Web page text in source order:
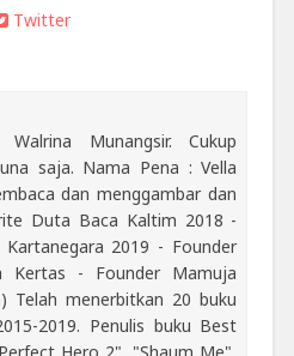
Twitter
Munangsir. Cukup
saja. Nama Pena : Vella
dan menggambar dan
Duta Baca Kaltim 2018 -
2019 - Founder
Kertas - Founder Mamuja
Telah menerbitkan 20 buku
2019. Penulis buku Best
Hero 2", "Shaum Me",